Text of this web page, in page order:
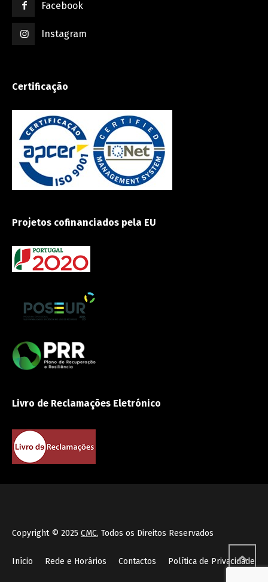
Facebook
Instagram
Certificação
Projetos cofinanciados pela EU
Livro de Reclamações Eletrónico
Copyright © 2025 CMC, Todos os Direitos Reservados
Início Rede e Horários Contactos Política de Privacidade